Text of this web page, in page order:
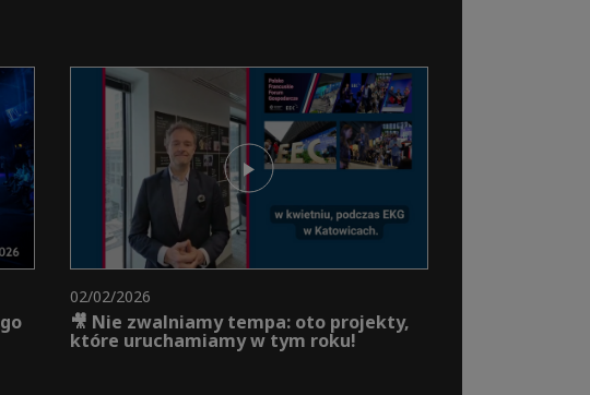
02/02/2026
🎥 Nie zwalniamy tempa: oto projekty,
które uruchamiamy w tym roku!